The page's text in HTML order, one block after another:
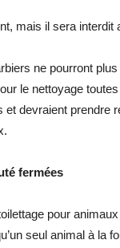
mais il sera
ne pourront
le nettoyage
et devraient prendre
fermées
pour
seul animal à la